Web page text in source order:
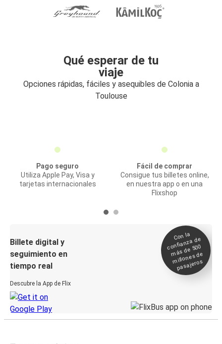
Qué esperar de tu
viaje
Opciones rápidas, fáciles y asequibles de Colonia a
Toulouse
Pago seguro
Utiliza Apple Pay, Visa y
tarjetas internacionales
Fácil de comprar
Consigue tus billetes online,
en nuestra app o en una
Flixshop
Billete digital y
seguimiento en
tiempo real
Descubre la App de Flix
Con la
confianza de
más de 500
millones de
pasajeros